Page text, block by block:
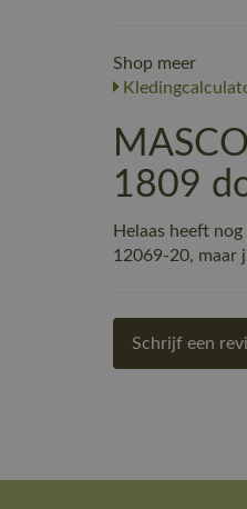
Shop meer
1809
Helaas heeft
12069-20, maar
Schrijf een